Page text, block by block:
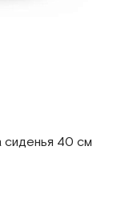
сиденья 40 см